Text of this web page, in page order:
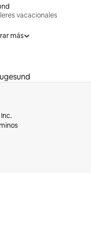
vacacionales
más